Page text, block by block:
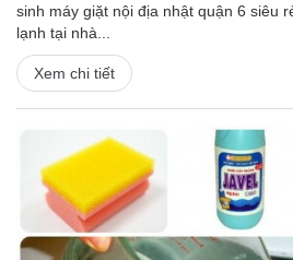
sinh máy giặt nội địa nhật quận 6 siêu
lạnh tại nhà...
Xem chi tiết